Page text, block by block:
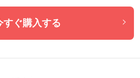
すぐ購入する